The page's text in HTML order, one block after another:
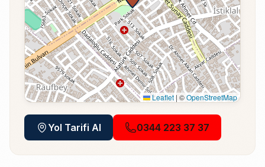
Leaflet | ©OpenStreetMap
Yol Tarifi Al 0344 223 37 37